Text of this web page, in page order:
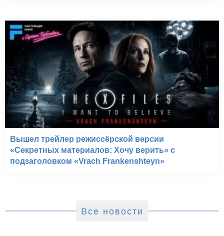
Вышел трейлер режиссёрской версии
«Секретных материалов: Хочу верить» с
подзаголовком «Vrach Frankenshteyn»
Все новости